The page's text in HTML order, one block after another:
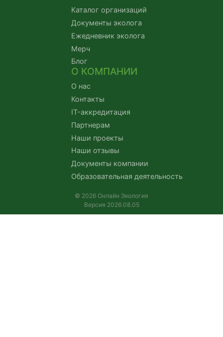
Каталог организаций
Документы эколога
Ежедневник эколога
Мерч
Блог
О КОМПАНИИ
О нас
Контакты
IT-аккредитация
Партнерам
Наши проекты
Наши отзывы
Документы компании
Образовательная деятельность
© 2026 Онлайн Экология
Версия 2026.08.05